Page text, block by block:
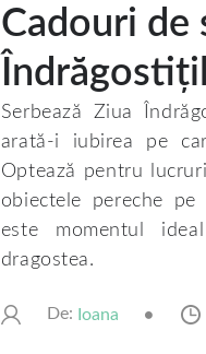
Cadouri de
Serbează Ziua
arată-i iubirea pe
Optează pentru
obiectele pereche
este momentul
dragostea.
De: Ioana